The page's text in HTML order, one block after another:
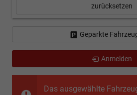
Das ausgewählte
zurücksetzen
Geparkte
Anmelden